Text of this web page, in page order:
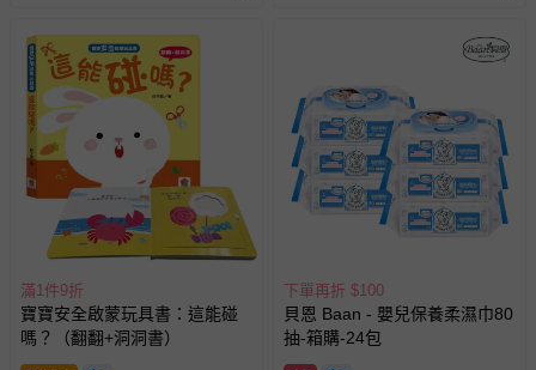
滿1件9折
寶寶安全啟蒙玩具書：這能碰
嗎？（翻翻+洞洞書）
下單再折 $100
貝恩 Baan - 嬰兒保養柔濕巾80
抽-箱購-24包